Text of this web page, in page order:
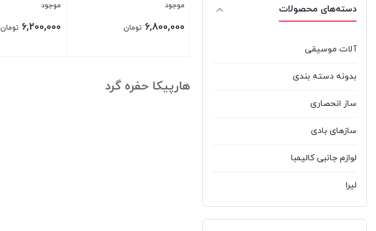
دسته‌های محصولات
آلات موسیقی
بدونه دسته بندی
ساز انحصاری
سازهای بادی
لوازم جانبی کالیمبا
لیرا
موجود
6,800,000 تومان
موجود
6,200,000 تومان
هارپیکا حفره گرد